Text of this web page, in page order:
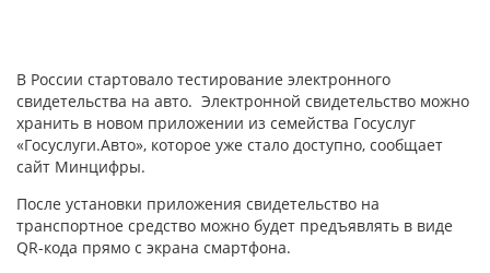
В России стартовало тестирование электронного
свидетельства на авто. Электронной свидетельство можно
хранить в новом приложении из семейства Госуслуг
«Госуслуги.Авто», которое уже стало доступно, сообщает
сайт Минцифры.
После установки приложения свидетельство на
транспортное средство можно будет предъявлять в виде
QR-кода прямо с экрана смартфона.